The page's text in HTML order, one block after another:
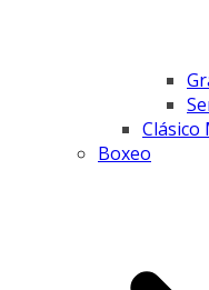
Clásico
Boxeo